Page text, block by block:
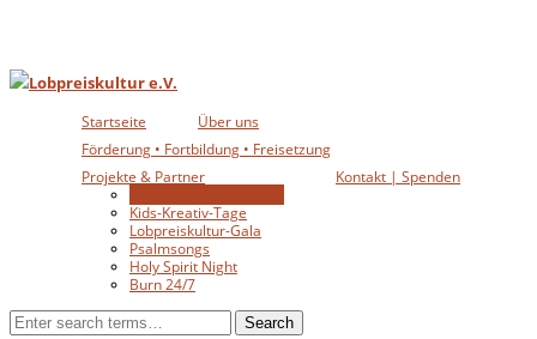
Startseite
Über uns
Förderung • Fortbildung • Freisetzung
Projekte & Partner
Kids-Kreativ-Tage
Lobpreiskultur-Gala
Psalmsongs
Holy Spirit Night
Burn 24/7
Kontakt | Spenden